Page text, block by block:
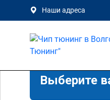
Наши адреса
Выберите